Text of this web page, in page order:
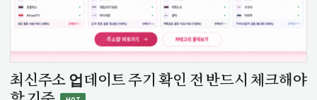
최신주소 업데이트 주기 확인 전 반드시 체크해야